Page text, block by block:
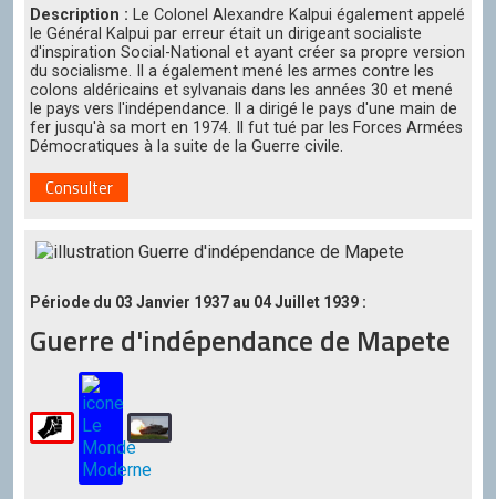
Description : Le Colonel Alexandre Kalpui également appelé
le Général Kalpui par erreur était un dirigeant socialiste
d'inspiration Social-National et ayant créer sa propre version
du socialisme. Il a également mené les armes contre les
colons aldéricains et sylvanais dans les années 30 et mené
le pays vers l'indépendance. Il a dirigé le pays d'une main de
fer jusqu'à sa mort en 1974. Il fut tué par les Forces Armées
Démocratiques à la suite de la Guerre civile.
Consulter
Période du 03 Janvier 1937 au 04 Juillet 1939 :
Guerre d'indépendance de Mapete